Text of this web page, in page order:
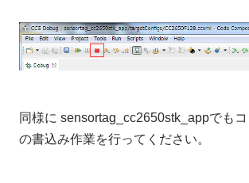
同様に sensortag_cc2650stk_appでも
の書込み作業を行ってください。